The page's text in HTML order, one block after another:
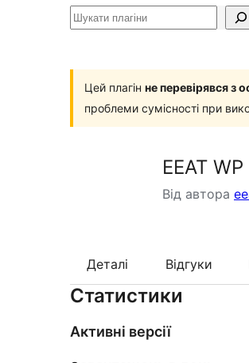
Шукати
Цей плагін не перевірявся з
проблеми сумісності при
EEAT WP
Від автора
Деталі Відгуки
Статистики
Активні версії